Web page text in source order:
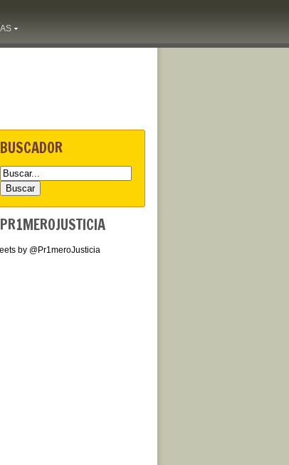
BUSCADOR
by @Pr1meroJusticia